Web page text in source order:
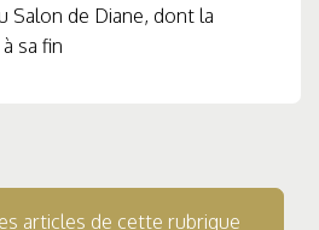
Salon de Diane, dont la
sa fin
articles de cette rubrique